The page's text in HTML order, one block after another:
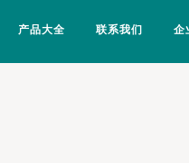
产品大全 联系我们 企